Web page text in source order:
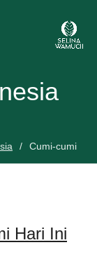
Cumi-cumi
Hari Ini